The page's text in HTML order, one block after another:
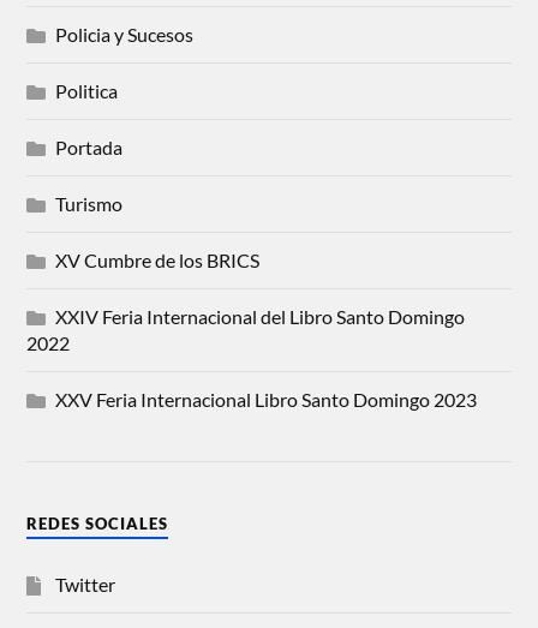
Policia y Sucesos
Politica
Portada
Turismo
XV Cumbre de los BRICS
XXIV Feria Internacional del Libro Santo Domingo
2022
XXV Feria Internacional Libro Santo Domingo 2023
REDES SOCIALES
Twitter